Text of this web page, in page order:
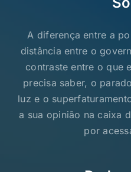
A diferença entre a
distância entre o
contraste entre o que
precisa saber, o
luz e o
a sua opinião na caixa
por